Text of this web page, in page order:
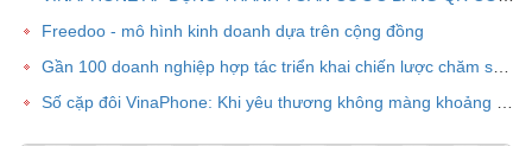
Freedoo - mô hình kinh doanh dựa trên cộng đồng